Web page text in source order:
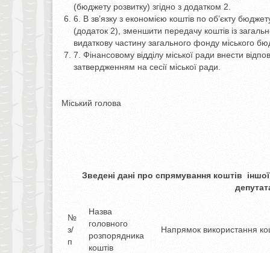
(бюджету розвитку) згідно з додатком 2.
6. В зв’язку з економією коштів по об’єкту
(додаток 2), зменшити передачу коштів із
видаткову частину загального фонду
7. Фінансовому відділу міської ради внести
затвердженням на сесії міської ради.
Міський голова
Зведені дані про спрямування коштів
№
з/
п
Назва
головного
розпорядника
коштів
Напрямок використання